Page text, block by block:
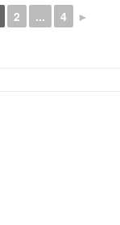
2 ... 4 ►